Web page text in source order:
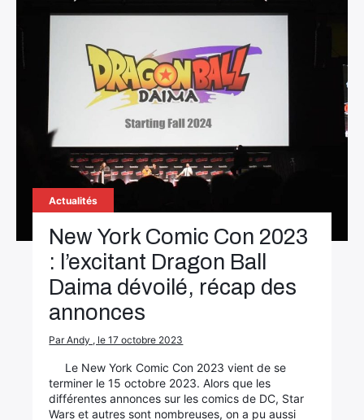
Actualités
New York Comic Con 2023
: l’excitant Dragon Ball
Daima dévoilé, récap des
annonces
Par Andy , le 17 octobre 2023
Le New York Comic Con 2023 vient de se
terminer le 15 octobre 2023. Alors que les
différentes annonces sur les comics de DC, Star
Wars et autres sont nombreuses, on a pu aussi